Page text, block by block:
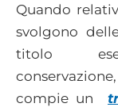
Quando
svolgono
titolo
compie un